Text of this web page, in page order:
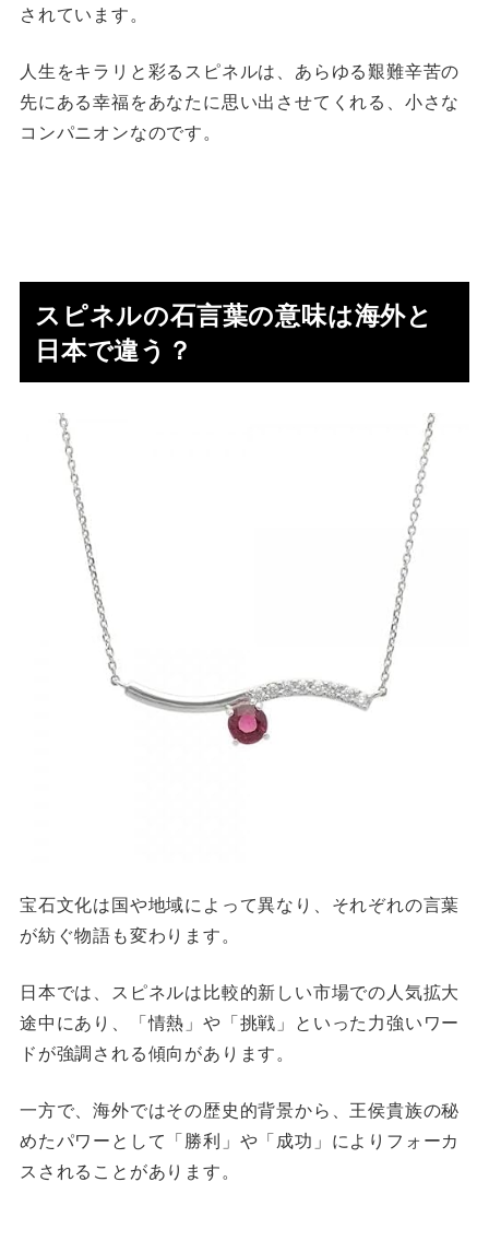
されています。
人生をキラリと彩るスピネルは、あらゆる艱難辛苦の
先にある幸福をあなたに思い出させてくれる、小さな
コンパニオンなのです。
スピネルの石言葉の意味は海外と
日本で違う？
宝石文化は国や地域によって異なり、それぞれの言葉
が紡ぐ物語も変わります。
日本では、スピネルは比較的新しい市場での人気拡大
途中にあり、「情熱」や「挑戦」といった力強いワー
ドが強調される傾向があります。
一方で、海外ではその歴史的背景から、王侯貴族の秘
めたパワーとして「勝利」や「成功」によりフォーカ
スされることがあります。